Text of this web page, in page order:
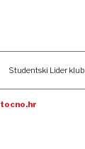
Studentski Lider klub
tocno.hr